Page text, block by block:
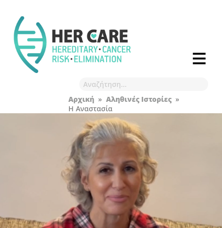
Αρχική » Αληθινές Ιστορίες »
Η Αναστασία